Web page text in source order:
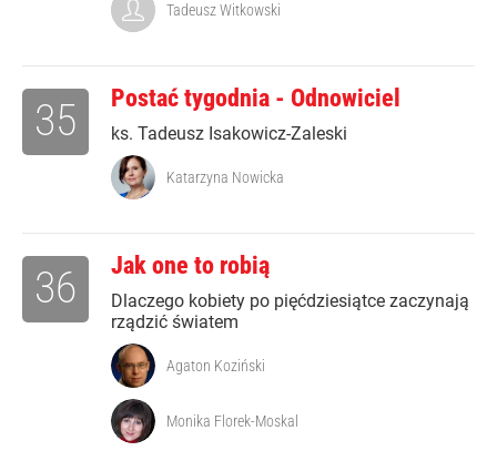
Tadeusz Witkowski
Postać tygodnia - Odnowiciel
ks. Tadeusz Isakowicz-Zaleski
35
Katarzyna Nowicka
Jak one to robią
Dlaczego kobiety po pięćdziesiątce zaczynają
rządzić światem
36
Agaton Koziński
Monika Florek-Moskal